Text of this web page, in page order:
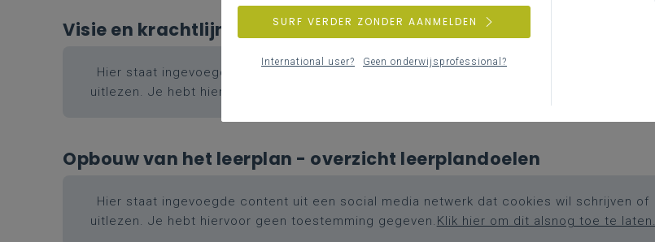
Visie en krachtlijnen van het leerplan
Hier staat ingevoegde content uit een social media netwerk dat cookies wil schrijven of
uitlezen. Je hebt hiervoor geen toestemming gegeven.
Opbouw van het leerplan - overzicht leerplandoelen
Hier staat ingevoegde content uit een social media netwerk dat cookies wil schrijven of
uitlezen. Je hebt hiervoor geen toestemming gegeven. Klik hier om dit alsnog toe te laten.
SURF VERDER ZONDER AANMELDEN
International user? Geen onderwijsprofessional?